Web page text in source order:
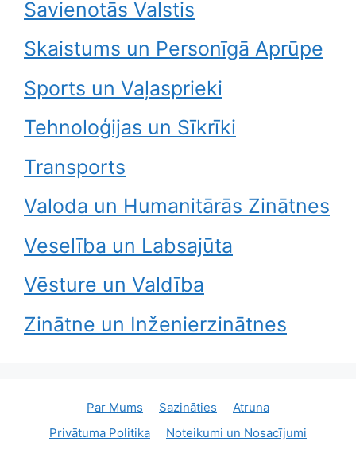
Savienotās Valstis
Skaistums un Personīgā Aprūpe
Sports un Vaļasprieki
Tehnoloģijas un Sīkrīki
Transports
Valoda un Humanitārās Zinātnes
Veselība un Labsajūta
Vēsture un Valdība
Zinātne un Inženierzinātnes
Par Mums Sazināties
Atruna
Privātuma Politika
Noteikumi un Nosacījumi